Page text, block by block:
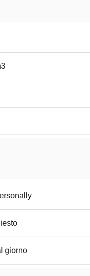
giorno